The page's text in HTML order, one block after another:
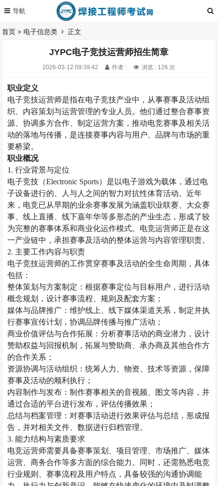
首页 > 电子信息类 正文
JYPC电子竞技运营师招生简章
2026-03-12 09:39:42 作者 : 浏览 : 126 次
职业定义
电子竞技运营师是指在电子竞技产业中，从事赛事及活动组
织、内容策划与运营管理的专业人员。他们通过整合赛事资
源、协调多方合作、制定运营方案，推动电竞赛事及相关活
动的落地与传播，是连接赛事内容与用户、品牌与市场的重
要桥梁。
职业概况
1. 行业背景与定位
电子竞技（Electronic Sports）是以电子游戏为载体，通过电
子设备进行的、人与人之间的智力对抗性体育活动。近年
来，电竞已从早期的业余赛事发展为涵盖职业联赛、大众赛
事、线上直播、线下嘉年华等多形态的产业生态，形成了较
为完整的赛事体系和商业化运作模式。电竞运营师正是在这
一产业链中，承担赛事及活动的整体运营与内容管理职责。
2. 主要工作内容与职责
电子竞技运营师的工作贯穿赛事及活动的全生命周期，具体
包括：
整体策划与方案制定：根据赛事定位与目标用户，进行活动
概念规划，设计赛事流程、规则及配套方案；
媒体与品牌推广：维护线上、线下媒体渠道关系，制定并执
行赛事宣传计划，协调品牌传播与推广活动；
商业价值评估与合作拓展：分析赛事活动的商业潜力，设计
赞助权益与回报机制，拓展与赞助商、承办商及其他合作方
的合作关系；
资源协调与活动组织：统筹人力、物资、技术等资源，保障
赛事及活动的顺利执行；
内容制作与发布：制作赛事相关的音视频、图文等内容，并
通过合适的平台进行发布，评估传播效果；
总结与档案管理：对赛事活动进行效果评估与总结，形成报
告，并对相关文件、数据进行归档管理。
3. 能力结构与素质要求
电竞运营师需要具备赛事策划、项目管理、市场推广、媒体
运营、商务合作等多方面的综合能力。同时，还需熟悉电竞
行业规则、赛事流程及用户特点，具备较强的沟通协调能